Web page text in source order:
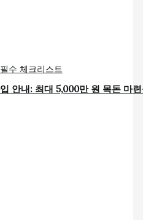
안내: 최대 5,000만 원 목돈 마